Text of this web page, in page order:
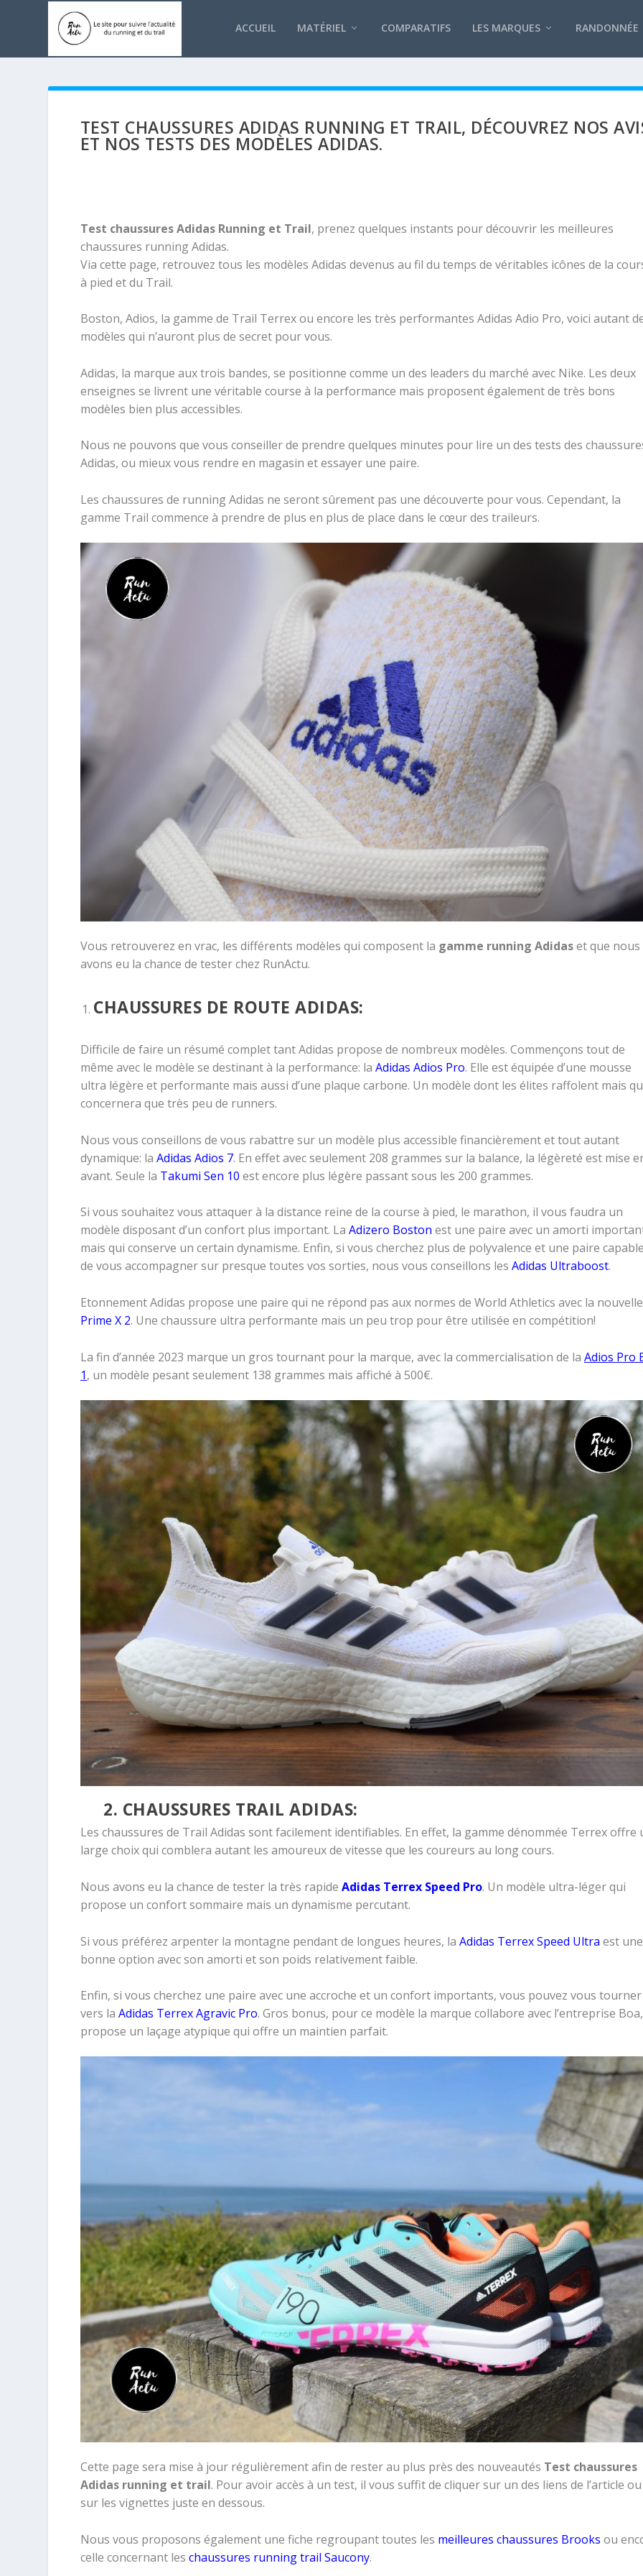
ACCUEIL MATÉRIEL COMPARATIFS LES MARQUES RANDONNÉE
TEST CHAUSSURES ADIDAS RUNNING ET TRAIL, DÉCOUVREZ NOS
ET NOS TESTS DES MODÈLES ADIDAS.
Test chaussures Adidas Running et Trail, prenez quelques instants pour découvrir les meilleures
chaussures running Adidas.
Via cette page, retrouvez tous les modèles Adidas devenus au fil du temps de véritables icônes de la
à pied et du Trail.
Boston, Adios, la gamme de Trail Terrex ou encore les très performantes Adidas Adio Pro, voici autant
modèles qui n’auront plus de secret pour vous.
Adidas, la marque aux trois bandes, se positionne comme un des leaders du marché avec Nike. Les deux
enseignes se livrent une véritable course à la performance mais proposent également de très bons
modèles bien plus accessibles.
Nous ne pouvons que vous conseiller de prendre quelques minutes pour lire un des tests des
Adidas, ou mieux vous rendre en magasin et essayer une paire.
Les chaussures de running Adidas ne seront sûrement pas une découverte pour vous. Cependant, la
gamme Trail commence à prendre de plus en plus de place dans le cœur des traileurs.
Vous retrouverez en vrac, les différents modèles qui composent la gamme running Adidaset que nous
avons eu la chance de tester chez RunActu.
CHAUSSURES DE ROUTE ADIDAS:
Difficile de faire un résumé complet tant Adidas propose de nombreux modèles. Commençons tout de
même avec le modèle se destinant à la performance: la Adidas Adios Pro. Elle est équipée d’une mousse
ultra légère et performante mais aussi d’une plaque carbone. Un modèle dont les élites raffolent mais
concernera que très peu de runners.
Nous vous conseillons de vous rabattre sur un modèle plus accessible financièrement et tout autant
dynamique: la Adidas Adios 7. En effet avec seulement 208 grammes sur la balance, la légèreté est mise
avant. Seule la Takumi Sen 10 est encore plus légère passant sous les 200 grammes.
Si vous souhaitez vous attaquer à la distance reine de la course à pied, le marathon, il vous faudra un
modèle disposant d’un confort plus important. La Adizero Boston est une paire avec un amorti
mais qui conserve un certain dynamisme. Enfin, si vous cherchez plus de polyvalence et une paire
de vous accompagner sur presque toutes vos sorties, nous vous conseillons les Adidas Ultraboost.
Etonnement Adidas propose une paire qui ne répond pas aux normes de World Athletics avec la nouvelle
Prime X 2. Une chaussure ultra performante mais un peu trop pour être utilisée en compétition!
La fin d’année 2023 marque un gros tournant pour la marque, avec la commercialisation de la Adios Pro
1, un modèle pesant seulement 138 grammes mais affiché à 500€.
2. CHAUSSURES TRAIL ADIDAS:
Les chaussures de Trail Adidas sont facilement identifiables. En effet, la gamme dénommée Terrex offre
large choix qui comblera autant les amoureux de vitesse que les coureurs au long cours.
Nous avons eu la chance de tester la très rapide Adidas Terrex Speed Pro. Un modèle ultra-léger qui
propose un confort sommaire mais un dynamisme percutant.
Si vous préférez arpenter la montagne pendant de longues heures, la Adidas Terrex Speed Ultra est une
bonne option avec son amorti et son poids relativement faible.
Enfin, si vous cherchez une paire avec une accroche et un confort importants, vous pouvez vous tourner
vers la Adidas Terrex Agravic Pro. Gros bonus, pour ce modèle la marque collabore avec l’entreprise
propose un laçage atypique qui offre un maintien parfait.
Cette page sera mise à jour régulièrement afin de rester au plus près des nouveautés Test chaussures
Adidas running et trail. Pour avoir accès à un test, il vous suffit de cliquer sur un des liens de l’article ou
sur les vignettes juste en dessous.
Nous vous proposons également une fiche regroupant toutes les meilleures chaussures Brooks ou
celle concernant les chaussures running trail Saucony.